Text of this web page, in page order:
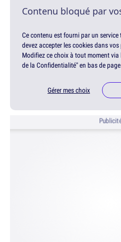
Contenu bloqué par
Ce contenu est fourni par un
devez accepter les cookies dans
Modifiez ce choix à tout moment via
de la Confidentialité" en bas de page.
Gérer mes choix